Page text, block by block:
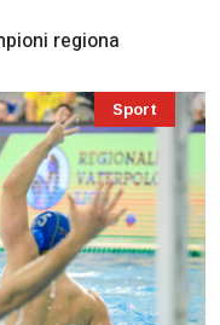
regiona
Sport